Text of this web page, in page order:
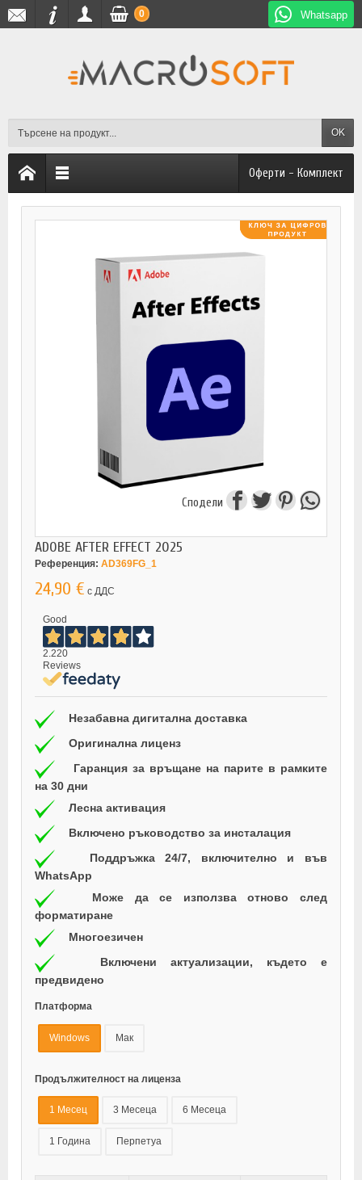
Whatsapp
OK
0
Оферти - Комплект
Сподели
ADOBE AFTER EFFECT 2025
Референция: AD369FG_1
24,90 € с ДДС
Good
2.220
Reviews
Незабавна дигитална доставка
Оригинална лиценз
Гаранция за връщане на парите в рамките
на 30 дни
Лесна активация
Включено ръководство за инсталация
Поддръжка 24/7, включително и във
WhatsApp
Може да се използва отново след
форматиране
Многоезичен
Включени актуализации, където е
предвидено
Платформа
Windows Мак
Продължителност на лиценза
1 Месец 3 Месеца 6 Месеца
1 Година Перпетуа